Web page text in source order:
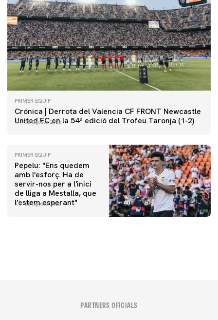
PRIMER EQUIP
Crónica | Derrota del Valencia CF FRONT Newcastle
United FC en la 54ª edició del Trofeu Taronja (1-2)
08 agosto 2026
PRIMER EQUIP
Pepelu: "Ens quedem
amb l'esforç. Ha de
servir-nos per a l'inici
de lliga a Mestalla, que
l'estem esperant"
08 agosto 2026
PRIMER EQUIP
📸 #ValenciaNUFC
PRIMER EQUIP
MESTALLA 📍
PARTNERS OFICIALS